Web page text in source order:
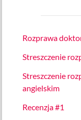
Rozprawa
Streszczenie
Streszczenie
angielskim
Recenzja #1